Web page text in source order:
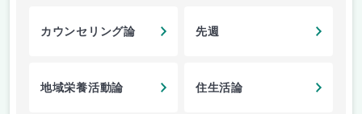
カウンセリング論 先週
地域栄養活動論 住生活論